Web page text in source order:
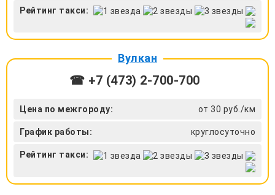
Рейтинг такси:
Вулкан
☎ +7 (473) 2-700-700
Цена по межгороду: от 30 руб./км
График работы: круглосуточно
Рейтинг такси: